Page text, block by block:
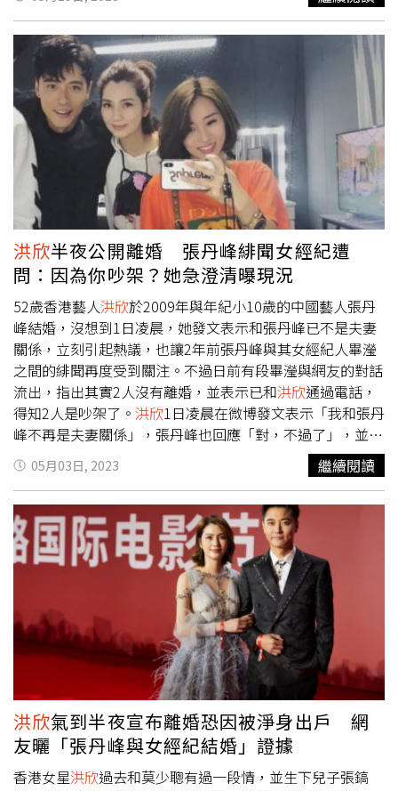
點。嘉義縣不僅在咖啡產地方面獨具特色，還擁有豐富的農
產品，如高山茶、蚵仔、虱目魚、嘉義極光哈密瓜和小果番
茄等。縣長特別提到小果番茄已經在嘉義縣設立外銷非疫生
產示範點，正在與日本進行外銷談判，希望能迅速獲得准入
許可，將台灣的冠軍番茄帶給日本消費者。嘉義縣長計劃在
明年那霸大拔河祭期間再次前往沖繩，帶來更多的嘉義縣農
特產品，拓展市場。(圖片提供／嘉義縣政府)縣長翁章梁還
表示，此次沖繩之行不僅是為了推廣阿里山咖啡，還帶來了
嘉義縣的其他農特產品，例如全世界唯一生產的“愛玉
子”，這種獨特的水果只在阿里山有產出。縣長希望嘉義縣
的農特產品能在日本市場上取得成功，並計劃在明年那霸大
拔河祭期間再次前往沖繩，帶來更多的嘉義縣農特產品，拓
展市場。 台灣的咖啡品質一直以來受到日本的高度評價，
這次交流分享活動中，一般社團法人沖繩咖啡協會和嘉義縣
咖啡產業發展協會簽署了貿易合作備忘錄，協助台灣農產品
拓展外銷通路。在訪問沖繩縣期間，縣長翁章梁特別拜會了
沖繩縣副知事照屋義實，向他介紹了嘉義縣豐富的農產和阿
里山觀光資源，並表達了熱烈歡迎沖繩縣訪問嘉義的意願。
除此之外，也希望能夠建立長期穩定的貿易合作關係，讓更
多的嘉義縣農特產品進入日本市場，讓日本消費者品味嘉義
縣的美味，同時也深化了台日兩地的公私部門合作，促進了
台灣和日本之間的友好關係。日本沖繩拓展交流的嘉義縣五
星級咖啡莊園：1.優遊吧斯瑪翡咖啡莊園(雨林認證)主理
人：鄭虞坪地址：嘉義縣阿里山鄉樂野村4鄰127-2號電話：
(05)256-2788種植海拔：1200-1350公尺莊園主力品種：
SL34 Gesha紫葉獲獎資歷：2022 精品咖啡豆評鑑/頭等
獎、2023 阿流賽 蜜處理組/金質獎、國際雨林組織認證莊園
2.青葉咖啡莊園主理人：葉世遠地址：嘉義縣梅山鄉幼葉林
10號電話：(05)250-1031種植海拔：1000-1200公尺莊園主
力品種：SL34 Gesha索恩娜獲獎資歷：2023阿流賽 水洗
組/金質獎；日曬組/頭等獎；藝伎水洗組/頭等獎3.福友咖啡
(有機驗證)主理人：詹曜威地址：嘉義縣中埔鄉中埔村3鄰
11號之16電話：(05)253-9988種植海拔：600公尺以下莊園
主力品種：小笠原生種獲獎資歷：嘉義縣邑米社區大學/咖
啡講師4.佳禾咖啡莊園(產銷履歷驗證) 主理人：羅玉聰地
址：嘉義縣番路鄉公田村隙頂75之5號電話：0987-779-585
種植海拔：1000-1250公尺莊園主力品種：SL34Gesha帕卡
投餵，給張丹峰烤肉，烤熟了再親手餵到他的嘴裡，還笑得
滿臉幸福，就連看老公的眼神也十分嬌俏，甚至有些崇拜，
態度180度大轉變讓人措手不及。
日前和張丹峰同框直
播曬恩愛。（圖／翻攝自張丹峰微博）對於2人突然合體直
播，網友們紛紛勸自己放下助人情結，尊重他人命運，祝福
2人鎖死；也有網友調侃說是3個人鎖死，建議夫妻倆為了熱
度，可以把畢瀅也拉進來一起直播，真是腦洞大開。不僅如
此，直播的時候，張丹峰誤把西寧當成是廣西的省會，也遭
到了網友們的嘲笑。據了解，洪欣和張丹峰有著10歲年齡
差，曾被外界看作是模範夫妻，眼看著男方的事業越來越
好，卻突然被爆料疑似出軌經紀人畢瀅；恰巧那段時間，洪
欣和張丹峰吵架，刪除了所有秀恩愛的微博，後來即便是夫
妻倆一起出面澄清也無濟於事，誰知2人月初才宣布離婚，
月底又高調秀恩愛，讓不少人看傻了眼。
洪欣半夜公開離婚 張丹峰緋聞女經紀遭
問：因為你吵架？她急澄清曝現況
52歲香港藝人洪欣於2009年與年紀小10歲的中國藝人張丹
峰結婚，沒想到1日凌晨，她發文表示和張丹峰已不是夫妻
關係，立刻引起熱議，也讓2年前張丹峰與其女經紀人畢瀅
之間的緋聞再度受到關注。不過日前有段畢瀅與網友的對話
流出，指出其實2人沒有離婚，並表示已和洪欣通過電話，
得知2人是吵架了。 洪欣1日凌晨在微博發文表示「我和張丹
峰不再是夫妻關係」，張丹峰也回應「對，不過了」，並標
記 洪欣，2人14年婚姻疑似畫下句點，更有消息傳出洪欣氣
到半夜公開離婚，是因為已被淨身出戶。而第一時間被網友
師，吵架歸吵架，別拿離婚開玩笑，這麼發展我真是說不清
了」，並且還標記張丹峰與洪欣兩人的帳號。微博流傳了一
段畢瀅與網友的對話內容。（圖／翻攝微博）而3日微博又
流傳了一段畢瀅與網友的對話內容，有網友問她「是不是妳
的原因兩人又吵架了」，她則強調自己是勸架的，並表示2
人沒有離婚，稍早也打電話給洪欣，「說是吵架了，給她們
點時間吧！只能她倆自己處理」，事後她也證實這些話確實
是她說的。畢瀅證實這些話確實是她說的。（圖／翻攝微
博）不過目前
與張丹峰有關離婚的貼文都還沒刪除，令
外界霧裡看花，網友也紛紛表示「激將法，這樣 洪欣
迫於輿
論壓力就真離婚了，妙啊」、綠茶怎麼知道別人沒離婚？而
且人家夫妻都沒提，跳出來幹嘛？戲真多」、「她是巴不得
人家離？」。其實在2018年7月時，張丹峰被網友爆出軌經
05月03日, 2023 繼續閱讀
洪欣氣到半夜宣布離婚恐因被淨身出戶 網
友曬「張丹峰與女經紀結婚」證據
香港女星洪欣過去和莫少聰有過一段情，並生下兒子張鎬